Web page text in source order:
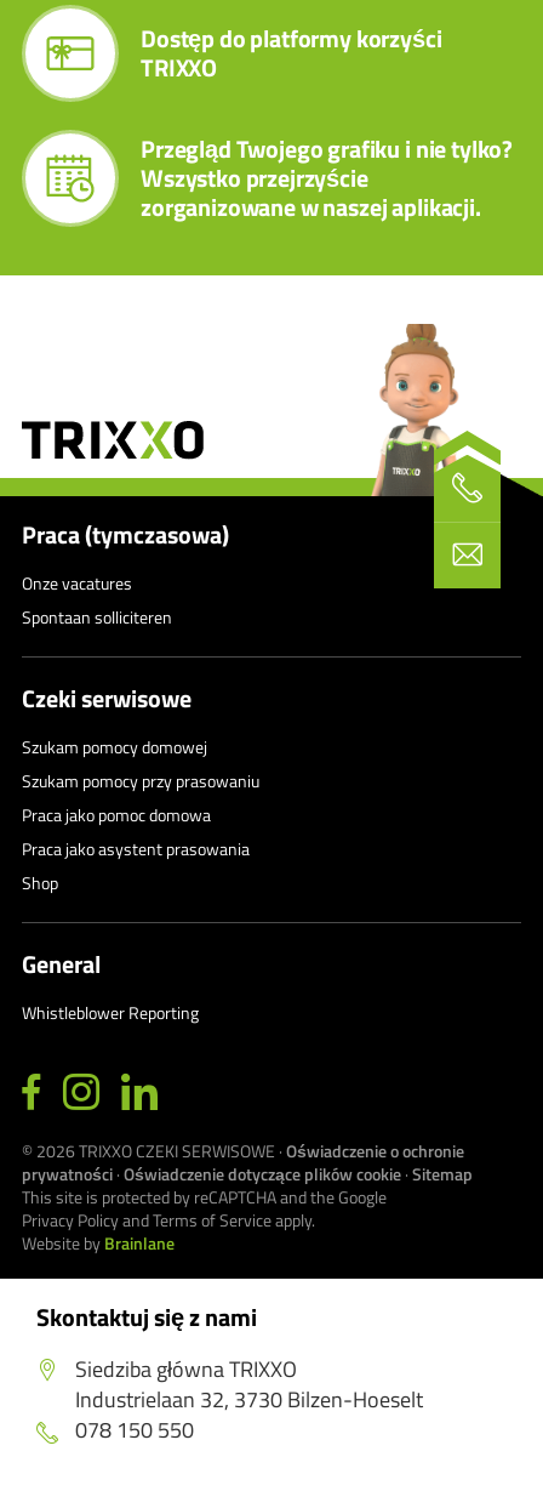
Dostęp do platformy korzyści
TRIXXO
Przegląd Twojego grafiku i nie tylko?
Wszystko przejrzyście
zorganizowane w naszej aplikacji.
Skontaktuj się z nami
Siedziba główna TRIXXO
Industrielaan 32, 3730 Bilzen-Hoeselt
078 150 550
Praca (tymczasowa)
Onze vacatures
Spontaan solliciteren
Czeki serwisowe
Szukam pomocy domowej
Szukam pomocy przy prasowaniu
Praca jako pomoc domowa
Praca jako asystent prasowania
Shop
General
Whistleblower Reporting
© 2026TRIXXO CZEKI SERWISOWE ·Oświadczenie o ochronie
prywatności·Oświadczenie dotyczące plików cookie·Sitemap
This site is protected by reCAPTCHA and the Google
Privacy PolicyandTerms of Serviceapply.
Website byBrainlane